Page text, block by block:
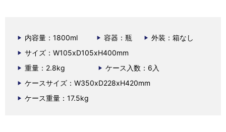
内容量：1800ml 容器：瓶
外装：箱なし
サイズ：W105xD105xH400mm
重量：2.8kg
ケース入数：6入
ケースサイズ：W350xD228xH420mm
ケース重量：17.5kg